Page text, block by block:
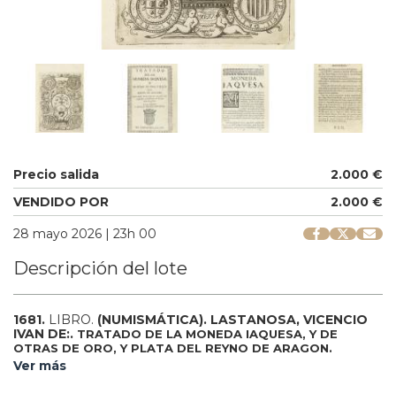
Precio salida
2.000 €
VENDIDO POR
2.000 €
28 mayo 2026 | 23h 00
Descripción del lote
1681. LIBRO. (NUMISMÁTICA). LASTANOSA, VICENCIO
IVAN DE:. TRATADO DE LA MONEDA IAQUESA, Y DE
OTRAS DE ORO, Y PLATA DEL REYNO DE ARAGON.
Zaragoza: 1681. 8º mayor. 18 h. + 64 p. + 10 lám. grabadas al
Ver más